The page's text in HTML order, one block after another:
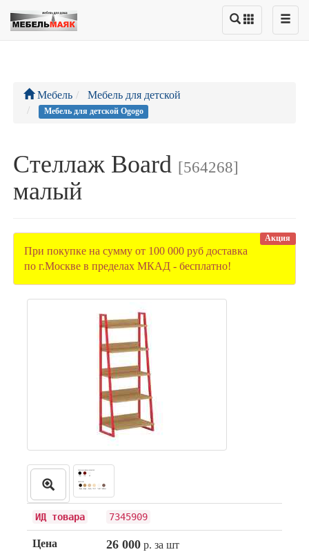
Мебель Мебель для детской
Мебель для детской Ogogo
Стеллаж Board [564268]
малый
Акция
При покупке на сумму от 100 000 руб доставка
по г.Москве в пределах МКАД - бесплатно!
ИД товара 7345909
Цена 26 000р. за шт